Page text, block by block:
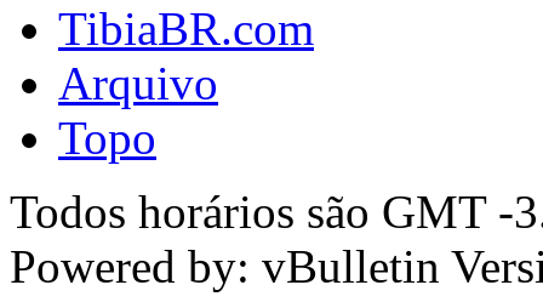
TibiaBR.com
Arquivo
Topo
Todos horários são GMT -
Powered by: vBulletin